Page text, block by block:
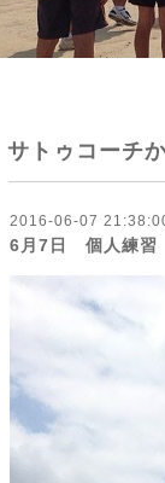
サトゥコーチ
2016-06-07
6月7日 個人練習